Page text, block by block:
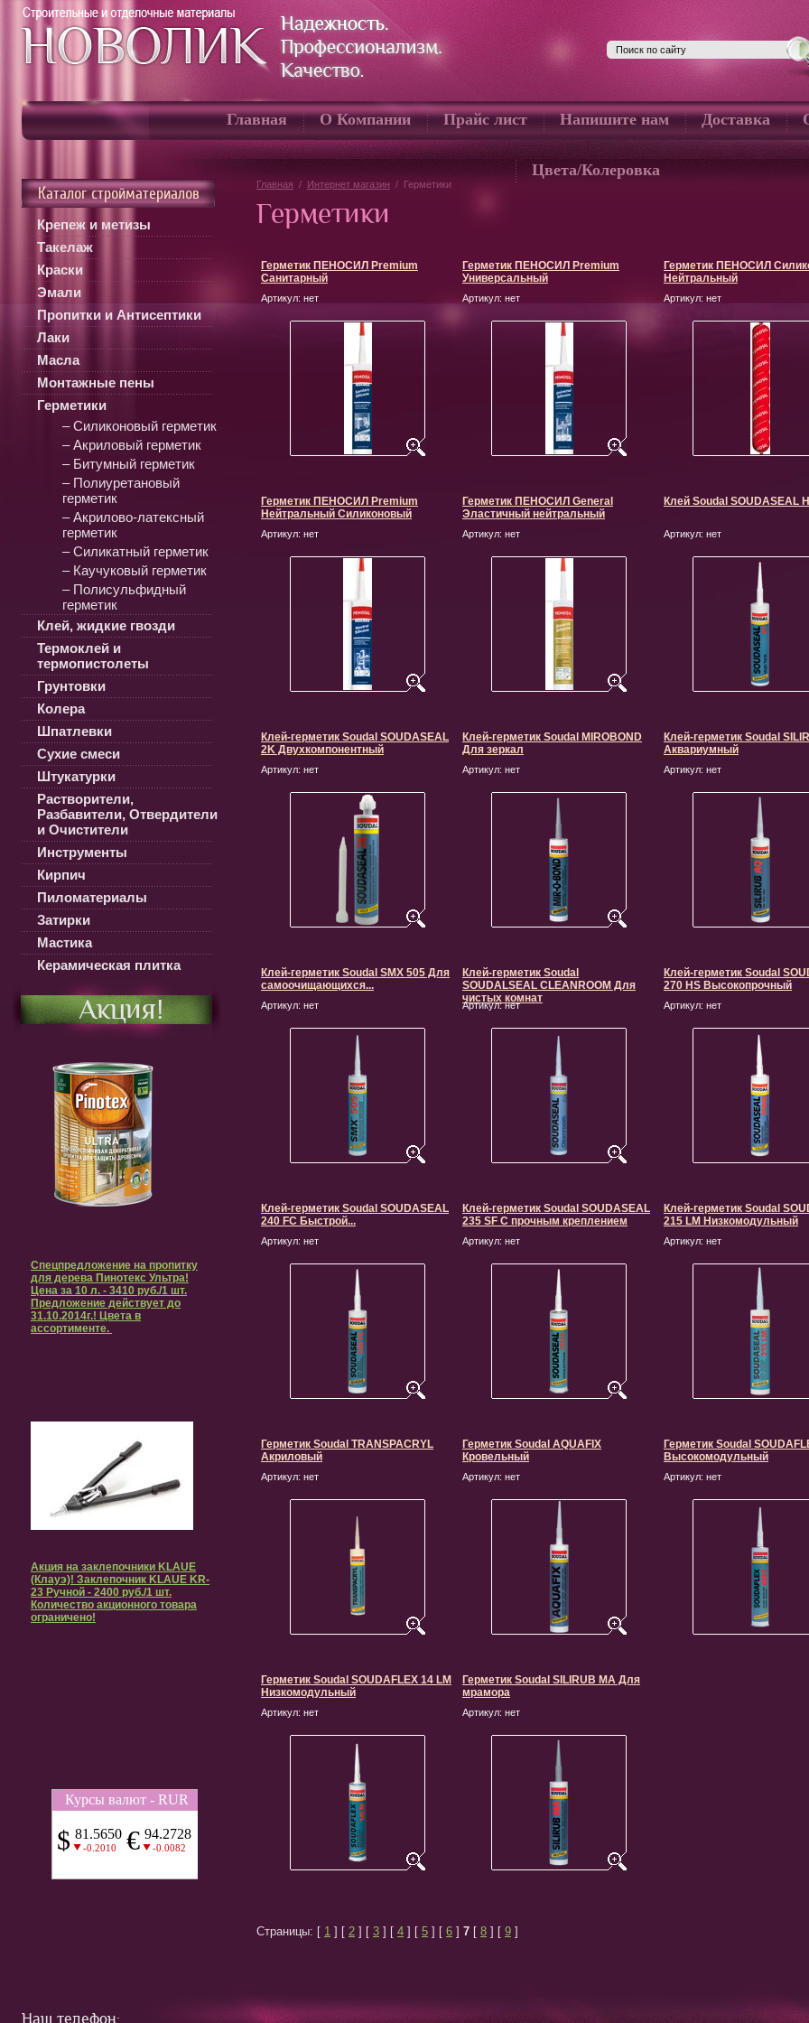
Главная О Компании Прайс лист Напишите нам Доставка
Цвета/Колеровка
Каталог стройматериалов
Крепеж и метизы
Такелаж
Краски
Эмали
Пропитки и Антисептики
Лаки
Масла
Монтажные пены
Герметики
– Силиконовый герметик
– Акриловый герметик
– Битумный герметик
– Полиуретановый
герметик
– Акрилово-латексный
герметик
– Силикатный герметик
– Каучуковый герметик
– Полисульфидный
герметик
Клей, жидкие гвозди
Термоклей и
термопистолеты
Грунтовки
Колера
Шпатлевки
Сухие смеси
Штукатурки
Растворители,
Разбавители, Отвердители
и Очистители
Инструменты
Кирпич
Пиломатериалы
Затирки
Мастика
Керамическая плитка
Акция!
Спецпредложение на пропитку
для дерева Пинотекс Ультра!
Цена за 10 л. - 3410 руб./1 шт.
Предложение действует до
31.10.2014г.! Цвета в
ассортименте.
Акция на заклепочники KLAUE
(Клауэ)! Заклепочник KLAUE KR-
23 Ручной - 2400 руб./1 шт.
Количество акционного товара
ограничено!
Главная / Интернет магазин / Герметики
Герметики
Герметик ПЕНОСИЛ Premium
Санитарный
Артикул: нет
Герметик ПЕНОСИЛ Premium
Универсальный
Артикул: нет
Герметик ПЕНОСИЛ
Нейтральный
Артикул: нет
Герметик ПЕНОСИЛ Premium
Нейтральный Силиконовый
Артикул: нет
Герметик ПЕНОСИЛ General
Эластичный нейтральный
Артикул: нет
Клей Soudal SOUDASEAL
Артикул: нет
Клей-герметик Soudal SOUDASEAL
2K Двухкомпонентный
Артикул: нет
Клей-герметик Soudal MIROBOND
Для зеркал
Артикул: нет
Клей-герметик Soudal
Аквариумный
Артикул: нет
Клей-герметик Soudal SMX 505 Для
самоочищающихся...
Артикул: нет
Клей-герметик Soudal
SOUDALSEAL CLEANROOM Для
чистых комнат
Артикул:нет
Клей-герметик Soudal
270 HS Высокопрочный
Артикул: нет
Клей-герметик Soudal SOUDASEAL
240 FC Быстрой...
Артикул: нет
Клей-герметик Soudal SOUDASEAL
235 SF С прочным креплением
Артикул: нет
Клей-герметик Soudal
215 LM Низкомодульный
Артикул: нет
Герметик Soudal TRANSPACRYL
Акриловый
Артикул: нет
Герметик Soudal AQUAFIX
Кровельный
Артикул: нет
Герметик Soudal
Высокомодульный
Артикул: нет
Герметик Soudal SOUDAFLEX 14 LM
Низкомодульный
Артикул: нет
Герметик Soudal SILIRUB MA Для
мрамора
Артикул: нет
Страницы: [ 1 ] [ 2 ] [ 3 ] [ 4 ] [ 5 ] [ 6 ] 7 [ 8 ] [ 9 ]
Наш телефон: